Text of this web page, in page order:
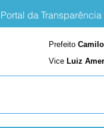
Portal da Transparência
Prefeito
Vice Luiz